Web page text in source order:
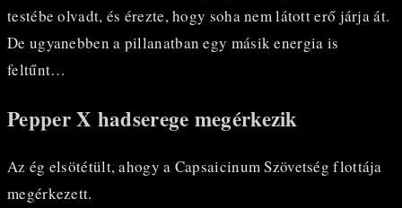
testébe olvadt, és érezte, hogy soha nem látott erő járja át.
De ugyanebben a pillanatban egy másik energia is
feltűnt…
Pepper X hadserege megérkezik
Az ég elsötétült, ahogy a Capsaicinum Szövetség flottája
megérkezett.